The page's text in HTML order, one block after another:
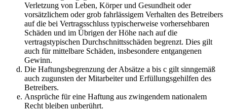
Verletzung von Leben, Körper und Gesundheit oder
vorsätzlichem oder grob fahrlässigem Verhalten des Betreibers
auf die bei Vertragsschluss typischerweise vorhersehbaren
Schäden und im Übrigen der Höhe nach auf die
vertragstypischen Durchschnittsschäden begrenzt. Dies gilt
auch für mittelbare Schäden, insbesondere entgangenen
Gewinn.
Die Haftungsbegrenzung der Absätze a bis c gilt sinngemäß
auch zugunsten der Mitarbeiter und Erfüllungsgehilfen des
Betreibers.
Ansprüche für eine Haftung aus zwingendem nationalem
Recht bleiben unberührt.